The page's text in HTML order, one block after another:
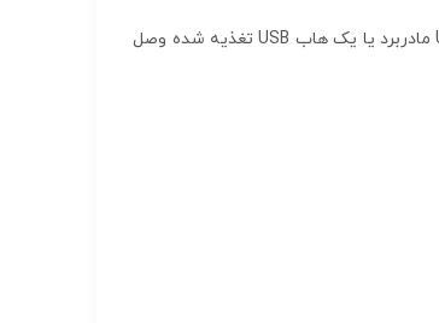
ESP8266 از جریان زیادی استفاده می‌کند، بنابراین اگر رفتار پوسته پوسته‌ای دارید، مطمئن شوید که کابل کنسول خود را به یک درگاه USB مادربرد یا یک هاب USB تغذیه شده وصل